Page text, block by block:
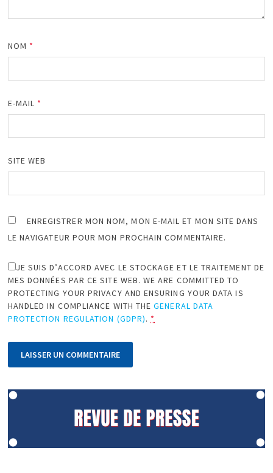
NOM *
E-MAIL *
SITE WEB
ENREGISTRER MON NOM, MON E-MAIL ET MON SITE DANS
LE NAVIGATEUR POUR MON PROCHAIN COMMENTAIRE.
JE SUIS D’ACCORD AVEC LE STOCKAGE ET LE TRAITEMENT DE
MES DONNÉES PAR CE SITE WEB. WE ARE COMMITTED TO
PROTECTING YOUR PRIVACY AND ENSURING YOUR DATA IS
HANDLED IN COMPLIANCE WITH THEGENERAL DATA
PROTECTION REGULATION (GDPR). *